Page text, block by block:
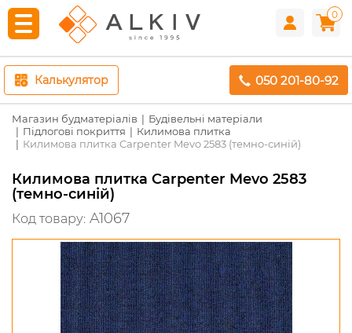
0
Калькулятор 050 201-80-92
Магазин будматеріалів
Будівельні матеріали
Підлогові покриття
Килимова плитка
Килимова плитка Carpenter Mevo 2583 (темно-синій)
Килимова плитка Carpenter Mevo 2583
(темно-синій)
Код товару: A1067